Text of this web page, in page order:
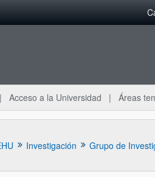
Acceso a la Universidad Áreas
Investigación Grupo de